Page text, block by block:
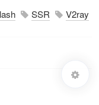
SSR V2ray